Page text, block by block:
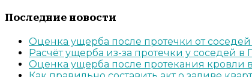
Последние новости
Оценка ущерба после протечки от соседей
Расчёт ущерба из-за протечки у соседей в
Оценка ущерба после протекания кровли